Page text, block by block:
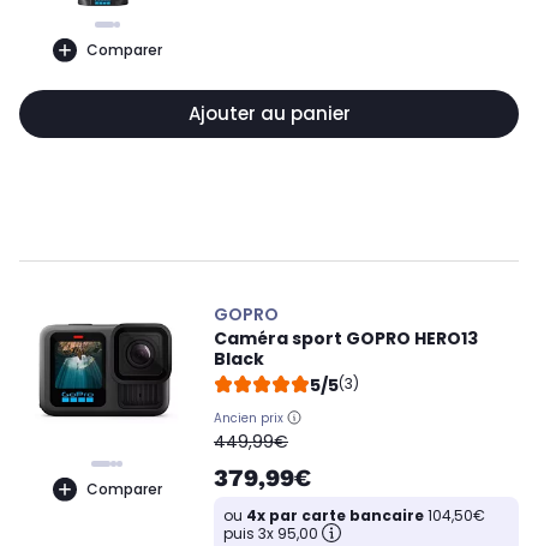
Comparer
Ajouter au panier
Comparer
GOPRO
Caméra sport GOPRO HERO13
Black
5/5(3)
Ancien prix
oldPrice
449,99€
379,99€
ou 4x par carte bancaire104,50€
puis 3x 95,00